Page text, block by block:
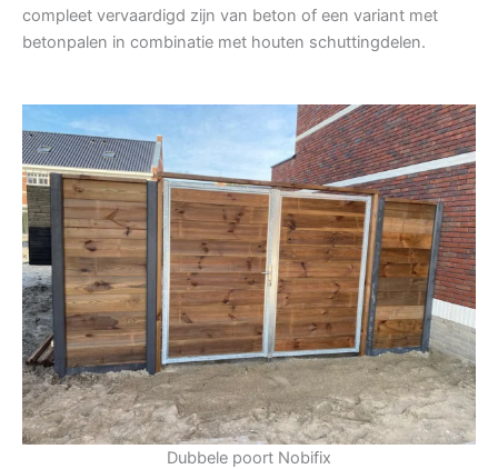
compleet vervaardigd zijn van beton of een variant met
betonpalen in combinatie met houten schuttingdelen.
Dubbele poort Nobifix